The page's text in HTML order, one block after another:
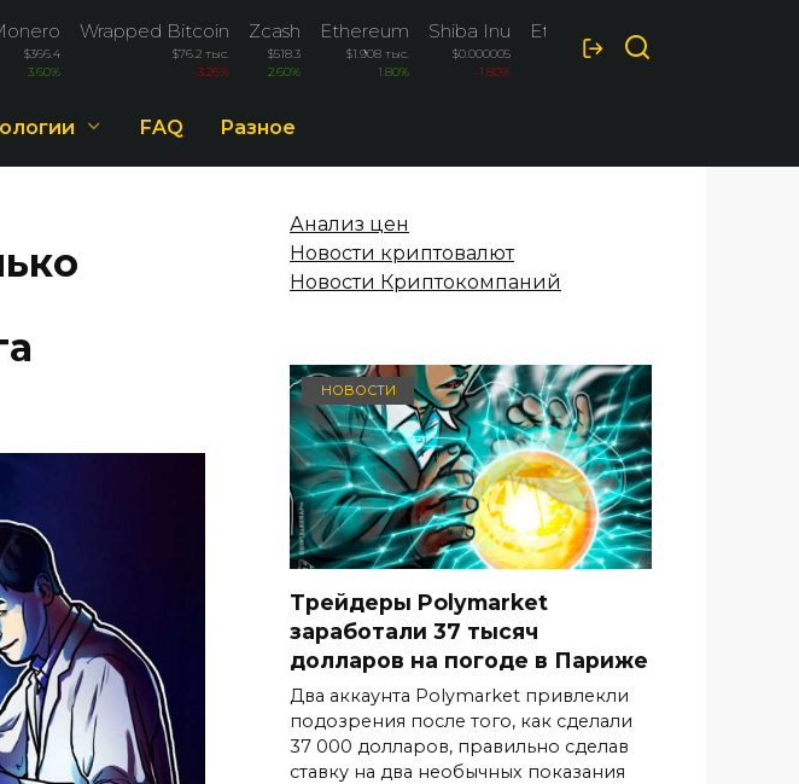
$366.4
3.60%
Wrapped Bitcoin
$76.2 тыс.
-3.26%
Zcash
$518.3
2.60%
Ethereum
$1.908 тыс.
1.80%
Shiba Inu
$0.000005
-1.80%
Ethereum Classic
FAQ Разное
Анализ цен
Новости криптовалют
Новости Криптокомпаний
НОВОСТИ
Трейдеры Polymarket
заработали 37 тысяч
долларов на погоде в Париже
Два аккаунта Polymarket привлекли
подозрения после того, как сделали
37 000 долларов, правильно сделав
ставку на два необычных показания